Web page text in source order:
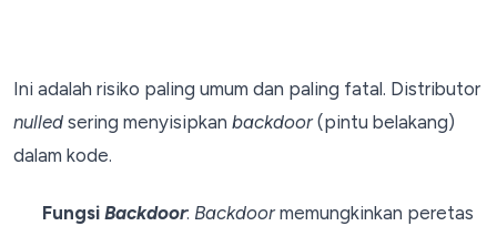
Ini adalah risiko paling umum dan paling fatal. Distributor
nulled sering menyisipkan backdoor(pintu belakang)
dalam kode.
Fungsi Backdoor: Backdoormemungkinkan peretas